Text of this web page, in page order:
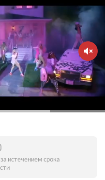
истечением срока